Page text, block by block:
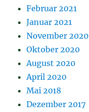
Februar 2021
Januar 2021
November 2020
Oktober 2020
August 2020
April 2020
Mai 2018
Dezember 2017